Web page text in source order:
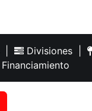
Divisiones
Financiamiento